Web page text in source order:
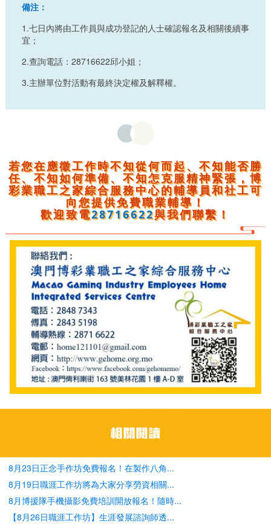
備注：
1.七日內將由工作員與成功登記的人士確認報名及相關後續事
宜；
2.查詢電話：28716622邱小姐；
3.主辦單位對活動有最終決定權及解釋權。
若您在應徵工作時不知從何而起、不知能否勝
任、不知如何準備、不知怎克服精神緊張，博
彩業職工之家綜合服務中心的輔導員和社工可
向您提供免費職業輔導！
歡迎致電28716622與我們聯繫！
8月23日正念手作坊免費報名！在製作八角...
8月19日職涯工作坊將為大家分享勞資相關...
8月博援隊手機攝影免費培訓開放報名！隨時...
【8月26日職涯工作坊】生涯發展諮詢師透...